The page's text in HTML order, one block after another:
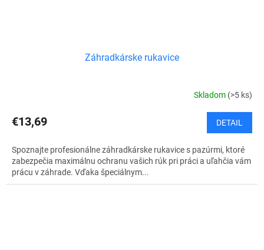
Záhradkárske rukavice
Skladom (>5 ks)
€13,69 DETAIL
Spoznajte profesionálne záhradkárske rukavice s pazúrmi, ktoré
zabezpečia maximálnu ochranu vašich rúk pri práci a uľahčia vám
prácu v záhrade. Vďaka špeciálnym...